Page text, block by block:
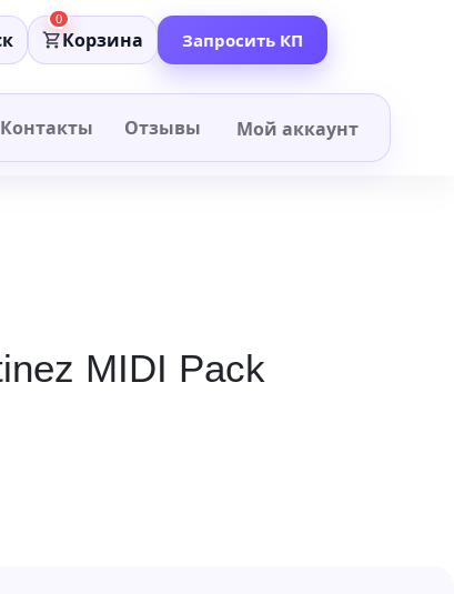
0
Корзина Запросить КП
Контакты Отзывы Мой аккаунт
MIDI Pack